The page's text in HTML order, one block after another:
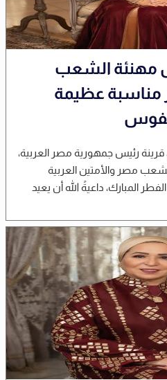
مهنئة الشعب
مناسبة عظيمة
رئيس جمهورية مصر العربية،
لشعب مصر والأمتين العربية
المبارك، داعيةً الله أن يعيد